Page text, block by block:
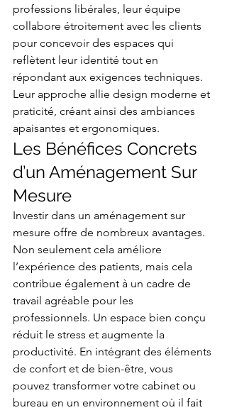
professions libérales, leur équipe
collabore étroitement avec les clients
pour concevoir des espaces qui
reflètent leur identité tout en
répondant aux exigences techniques.
Leur approche allie design moderne et
praticité, créant ainsi des ambiances
apaisantes et ergonomiques.
Les Bénéfices Concrets
d’un Aménagement Sur
Mesure
Investir dans un aménagement sur
mesure offre de nombreux avantages.
Non seulement cela améliore
l’expérience des patients, mais cela
contribue également à un cadre de
travail agréable pour les
professionnels. Un espace bien conçu
réduit le stress et augmente la
productivité. En intégrant des éléments
de confort et de bien-être, vous
pouvez transformer votre cabinet ou
bureau en un environnement où il fait